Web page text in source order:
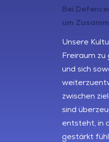
Bei
um
Unsere
Freiraum
und sich
zwischen
sind
entsteht, in
gestärkt